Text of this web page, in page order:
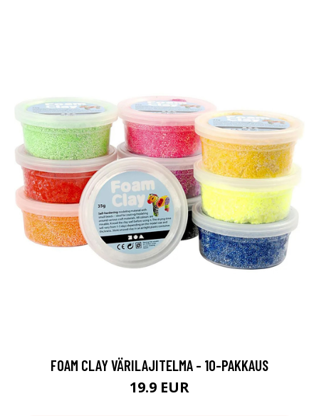
FOAM CLAY VÄRILAJITELMA - 10-PAKKAUS
19.9 EUR